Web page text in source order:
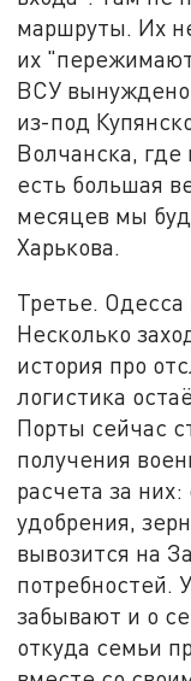
маршруты. Их
их
ВСУ вынуждено
из-под
Волчанска, где
есть большая
месяцев мы
Харькова.
Третье. Одесса
Несколько
история про
логистика
Порты сейчас
получения
расчета за
удобрения,
вывозится на
потребностей.
забывают и о
откуда семьи